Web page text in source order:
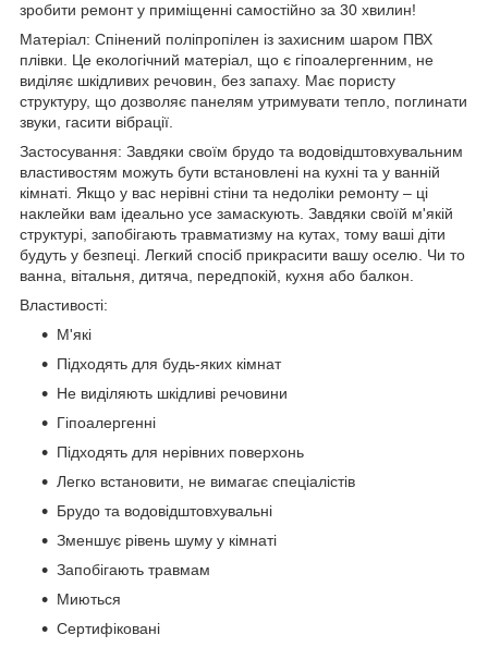
зробити ремонт у приміщенні самостійно за 30 хвилин!
Матеріал: Спінений поліпропілен із захисним шаром ПВХ
плівки. Це екологічний матеріал, що є гіпоалергенним, не
виділяє шкідливих речовин, без запаху. Має пористу
структуру, що дозволяє панелям утримувати тепло, поглинати
звуки, гасити вібрації.
Застосування: Завдяки своїм брудо та водовідштовхувальним
властивостям можуть бути встановлені на кухні та у ванній
кімнаті. Якщо у вас нерівні стіни та недоліки ремонту – ці
наклейки вам ідеально усе замаскують. Завдяки своїй м'якій
структурі, запобігають травматизму на кутах, тому ваші діти
будуть у безпеці. Легкий спосіб прикрасити вашу оселю. Чи то
ванна, вітальня, дитяча, передпокій, кухня або балкон.
Властивості:
М'які
Підходять для будь-яких кімнат
Не виділяють шкідливі речовини
Гіпоалергенні
Підходять для нерівних поверхонь
Легко встановити, не вимагає спеціалістів
Брудо та водовідштовхувальні
Зменшує рівень шуму у кімнаті
Запобігають травмам
Миються
Сертифіковані